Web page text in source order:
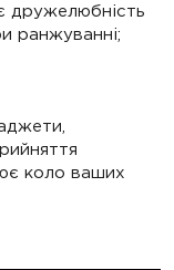
дружелюбність
ранжуванні;
коло ваших